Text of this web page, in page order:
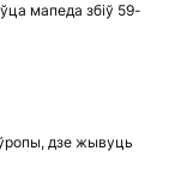
мапеда збіў 59-
дзе жывуць